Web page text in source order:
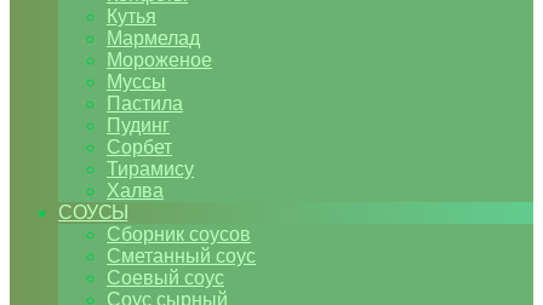
Кутья
Мармелад
Мороженое
Муссы
Пастила
Пудинг
Сорбет
Тирамису
Халва
СОУСЫ
Сборник соусов
Сметанный соус
Соевый соус
Соус сырный